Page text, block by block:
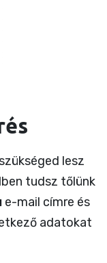
lesz
tudsz tőlünk
e-mail címre és
adatokat